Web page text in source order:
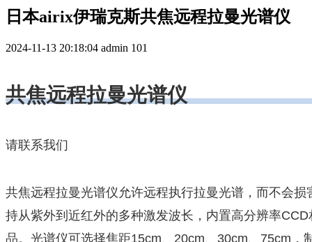
日本airix伊瑞克斯共焦远程拉曼光谱仪
2024-11-13 20:18:04 admin 101
共焦远程拉曼光谱仪
请联系我们
共焦远程拉曼光谱仪允许远程执行拉曼光谱，而不会
持从紫外到近红外的多种激发波长，内置高分辨率
品。光谱仪可选择焦距15cm、20cm、30cm、75cm，